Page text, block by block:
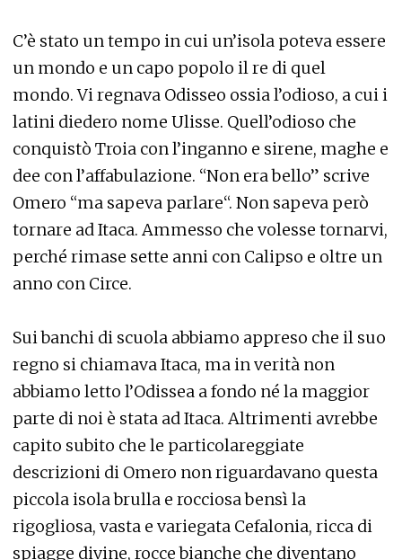
C’è stato un tempo in cui un’isola poteva essere
un mondo e un capo popolo il re di quel
mondo. Vi regnava Odisseo ossia l’odioso, a cui i
latini diedero nome Ulisse. Quell’odioso che
conquistò Troia con l’inganno e sirene, maghe e
dee con l’affabulazione. “Non era bello” scrive
Omero “ma sapeva parlare“. Non sapeva però
tornare ad Itaca. Ammesso che volesse tornarvi,
perché rimase sette anni con Calipso e oltre un
anno con Circe.
Sui banchi di scuola abbiamo appreso che il suo
regno si chiamava Itaca, ma in verità non
abbiamo letto l’Odissea a fondo né la maggior
parte di noi è stata ad Itaca. Altrimenti avrebbe
capito subito che le particolareggiate
descrizioni di Omero non riguardavano questa
piccola isola brulla e rocciosa bensì la
rigogliosa, vasta e variegata Cefalonia, ricca di
spiagge divine, rocce bianche che diventano